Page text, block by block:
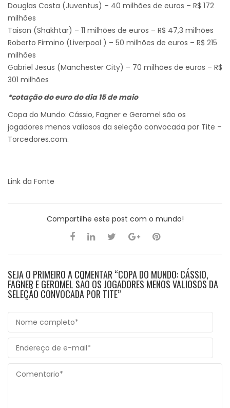
Douglas Costa (Juventus) – 40 milhões de euros – R$ 172
milhões
Taison (Shakhtar) – 11 milhões de euros – R$ 47,3 milhões
Roberto Firmino (Liverpool ) – 50 milhões de euros – R$ 215
milhões
Gabriel Jesus (Manchester City) – 70 milhões de euros – R$
301 milhões
*cotação do euro do dia 15 de maio
Copa do Mundo: Cássio, Fagner e Geromel são os
jogadores menos valiosos da seleção convocada por Tite –
Torcedores.com.
Link da Fonte
Compartilhe este post com o mundo!
SEJA O PRIMEIRO A COMENTAR “COPA DO MUNDO: CÁSSIO,
FAGNER E GEROMEL SÃO OS JOGADORES MENOS VALIOSOS DA
SELEÇÃO CONVOCADA POR TITE”